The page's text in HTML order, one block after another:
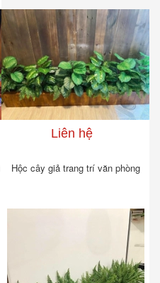
Liên hệ
Hộc cây giả trang trí văn phòng